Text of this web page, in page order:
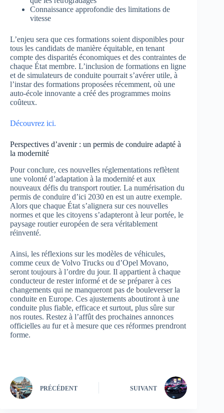
Connaissance approfondie des limitations de
vitesse
L’enjeu sera que ces formations soient disponibles pour
tous les candidats de manière équitable, en tenant
compte des disparités économiques et des contraintes de
chaque État membre. L’inclusion de formations en ligne
et de simulateurs de conduite pourrait s’avérer utile, à
l’instar des formations proposées récemment, où une
auto-école innovante a créé des programmes moins
coûteux.
Découvrez ici.
Perspectives d’avenir : un permis de conduire adapté à
la modernité
Pour conclure, ces nouvelles réglementations reflètent
une volonté d’adaptation à la modernité et aux
nouveaux défis du transport routier. La numérisation du
permis de conduire d’ici 2030 en est un autre exemple.
Alors que chaque État s’alignera sur ces nouvelles
normes et que les citoyens s’adapteront à leur portée, le
paysage routier européen de sera véritablement
réinventé.
Ainsi, les réflexions sur les modèles de véhicules,
comme ceux de Volvo Trucks ou d’Opel Movano,
seront toujours à l’ordre du jour. Il appartient à chaque
conducteur de rester informé et de se préparer à ces
changements qui ne manqueront pas de bouleverser la
conduite en Europe. Ces ajustements aboutiront à une
conduite plus fiable, efficace et surtout, plus sûre sur
nos routes. Restez à l’affût des prochaines annonces
officielles au fur et à mesure que ces réformes prendront
forme.
PRÉCÉDENT SUIVANT